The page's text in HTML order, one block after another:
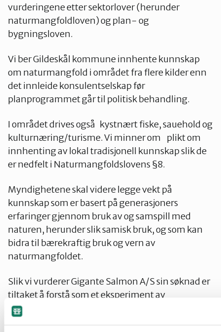
vurderingene etter sektorlover (herunder
naturmangfoldloven) og plan- og
bygningsloven.
Vi ber Gildeskål kommune innhente kunnskap
om naturmangfold i området fra flere kilder enn
det innleide konsulentselskap før
planprogrammet går til politisk behandling.
I området drives også kystnært fiske, sauehold og
kulturnæring/turisme. Vi minner om plikt om
innhenting av lokal tradisjonell kunnskap slik de
er nedfelt i Naturmangfoldslovens §8.
Myndighetene skal videre legge vekt på
kunnskap som er basert på generasjoners
erfaringer gjennom bruk av og samspill med
naturen, herunder slik samisk bruk, og som kan
bidra til bærekraftig bruk og vern av
naturmangfoldet.
Slik vi vurderer Gigante Salmon A/S sin søknad er
tiltaket å forstå som et eksperiment av
tungindustriell karakter i et område med rikt